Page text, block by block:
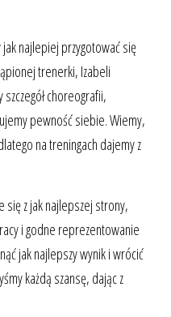
najlepiej przygotować się
trenerki, Izabeli
choreografii,
pewność siebie. Wiemy,
na treningach dajemy z
się z jak najlepszej strony,
i godne reprezentowanie
jak najlepszy wynik i wrócić
każdą szansę, dając z